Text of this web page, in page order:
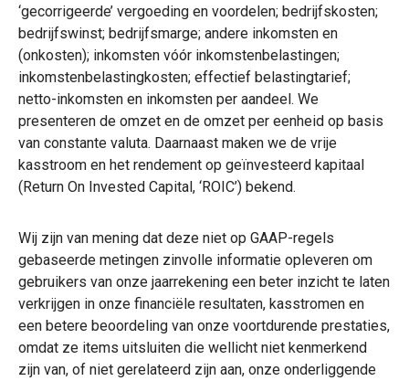
‘gecorrigeerde’ vergoeding en voordelen; bedrijfskosten;
bedrijfswinst; bedrijfsmarge; andere inkomsten en
(onkosten); inkomsten vóór inkomstenbelastingen;
inkomstenbelastingkosten; effectief belastingtarief;
netto-inkomsten en inkomsten per aandeel. We
presenteren de omzet en de omzet per eenheid op basis
van constante valuta. Daarnaast maken we de vrije
kasstroom en het rendement op geïnvesteerd kapitaal
(Return On Invested Capital, ‘ROIC’) bekend.
Wij zijn van mening dat deze niet op GAAP-regels
gebaseerde metingen zinvolle informatie opleveren om
gebruikers van onze jaarrekening een beter inzicht te laten
verkrijgen in onze financiële resultaten, kasstromen en
een betere beoordeling van onze voortdurende prestaties,
omdat ze items uitsluiten die wellicht niet kenmerkend
zijn van, of niet gerelateerd zijn aan, onze onderliggende